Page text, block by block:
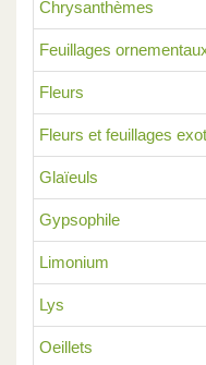
Chrysanthèmes
Feuillages
Fleurs
Fleurs et feuillages
Glaïeuls
Gypsophile
Limonium
Lys
Oeillets